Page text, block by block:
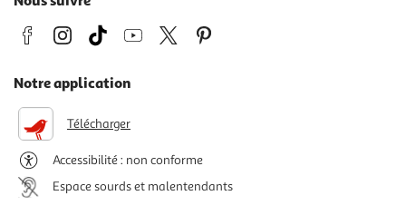
Notre application
Télécharger
Accessibilité : non conforme
Espace sourds et malentendants